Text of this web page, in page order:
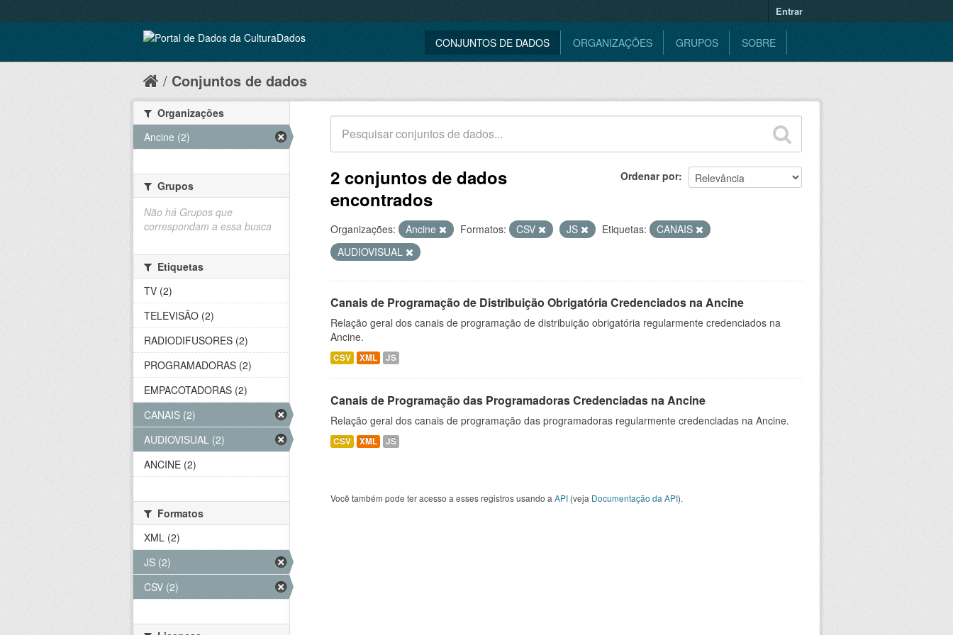
Entrar
CONJUNTOS DE DADOS ORGANIZAÇÕES GRUPOS SOBRE
Conjuntos de dados
Ordenar por
2 conjuntos de dados
encontrados
Organizações: Ancine Formatos: CSV JS Etiquetas:
CANAIS
AUDIOVISUAL
Canais de Programação de Distribuição Obrigatória Credenciados na Ancine
Relação geral dos canais de programação de distribuição obrigatória regularmente credenciados na
Ancine.
CSV XML JS
Canais de Programação das Programadoras Credenciadas na Ancine
Relação geral dos canais de programação das programadoras regularmente credenciadas na Ancine.
CSV XML JS
Você também pode ter acesso a esses registros usando a API (veja Documentação da API).
Organizações
Ancine (2)
Grupos
Não há Grupos que
correspondam a essa busca
Etiquetas
TV (2)
TELEVISÃO (2)
RADIODIFUSORES (2)
PROGRAMADORAS (2)
EMPACOTADORAS (2)
CANAIS (2)
AUDIOVISUAL (2)
ANCINE (2)
Formatos
XML (2)
JS (2)
CSV (2)